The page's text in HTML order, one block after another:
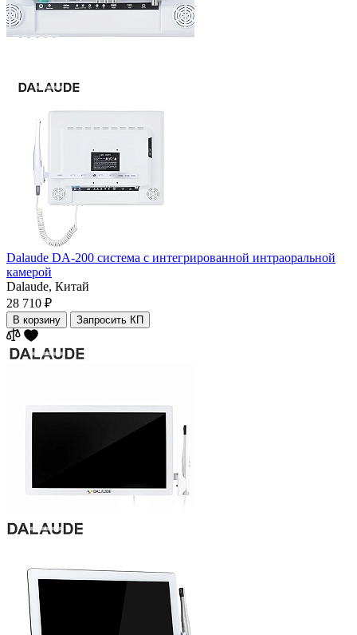
Dalaude DA-200 система с интегрированной интраоральной
камерой
Dalaude, Китай
28 710 ₽
В корзину Запросить КП